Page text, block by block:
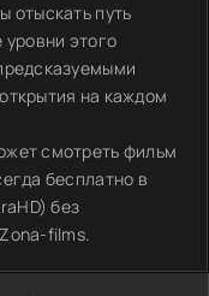
отыскать путь
этого
на каждом
смотреть фильм
бесплатно в
без
films.